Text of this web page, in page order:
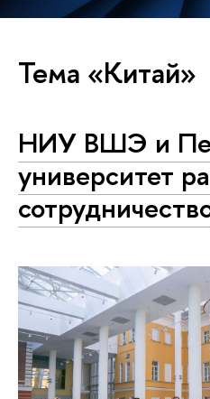
Тема «Китай»
НИУ ВШЭ и
университет